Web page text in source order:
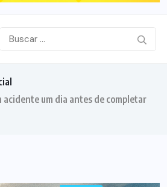
um dia antes de completar